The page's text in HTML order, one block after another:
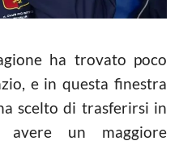
ha trovato poco
e in questa finestra
scelto di trasferirsi in
un maggiore